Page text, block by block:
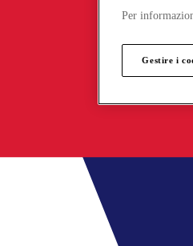
Per
Gestire i